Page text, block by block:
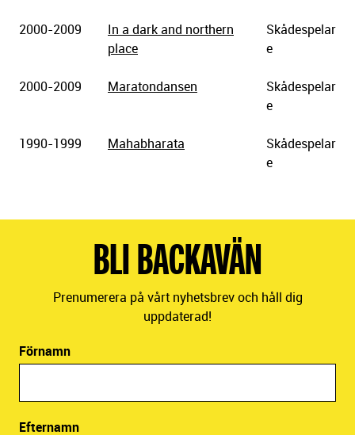
2000-2009
In a dark and northern
place
Skådespelar
e
2000-2009 Maratondansen
Skådespelar
e
1990-1999 Mahabharata
Skådespelar
e
BLI BACKAVÄN
Prenumerera på vårt nyhetsbrev och håll dig
uppdaterad!
Förnamn
Efternamn